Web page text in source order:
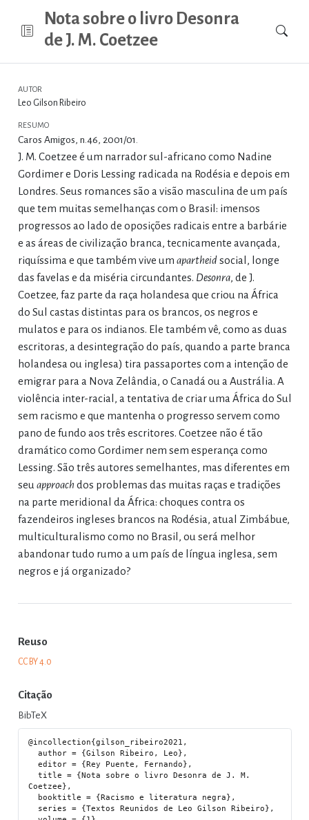
Nota sobre o livro Desonra
de J. M. Coetzee
AUTOR
Leo Gilson Ribeiro
RESUMO
Caros Amigos, n.46, 2001/01.
J. M. Coetzee é um narrador sul-africano como Nadine
Gordimer e Doris Lessing radicada na Rodésia e depois em
Londres. Seus romances são a visão masculina de um país
que tem muitas semelhanças com o Brasil: imensos
progressos ao lado de oposições radicais entre a barbárie
e as áreas de civilização branca, tecnicamente avançada,
riquíssima e que também vive um apartheidsocial, longe
das favelas e da miséria circundantes. Desonra, de J.
Coetzee, faz parte da raça holandesa que criou na África
do Sul castas distintas para os brancos, os negros e
mulatos e para os indianos. Ele também vê, como as duas
escritoras, a desintegração do país, quando a parte branca
holandesa ou inglesa) tira passaportes com a intenção de
emigrar para a Nova Zelândia, o Canadá ou a Austrália. A
violência inter-racial, a tentativa de criar uma África do Sul
sem racismo e que mantenha o progresso servem como
pano de fundo aos três escritores. Coetzee não é tão
dramático como Gordimer nem sem esperança como
Lessing. São três autores semelhantes, mas diferentes em
seuapproach dos problemas das muitas raças e tradições
na parte meridional da África: choques contra os
fazendeiros ingleses brancos na Rodésia, atual Zimbábue,
multiculturalismo como no Brasil, ou será melhor
abandonar tudo rumo a um país de língua inglesa, sem
negros e já organizado?
Reuso
CC BY 4.0
Citação
BibTeX
@incollection{gilson_ribeiro2021,
  author = {Gilson Ribeiro, Leo},
  editor = {Rey Puente, Fernando},
  title = {Nota sobre o livro Desonra de J. M.
Coetzee},